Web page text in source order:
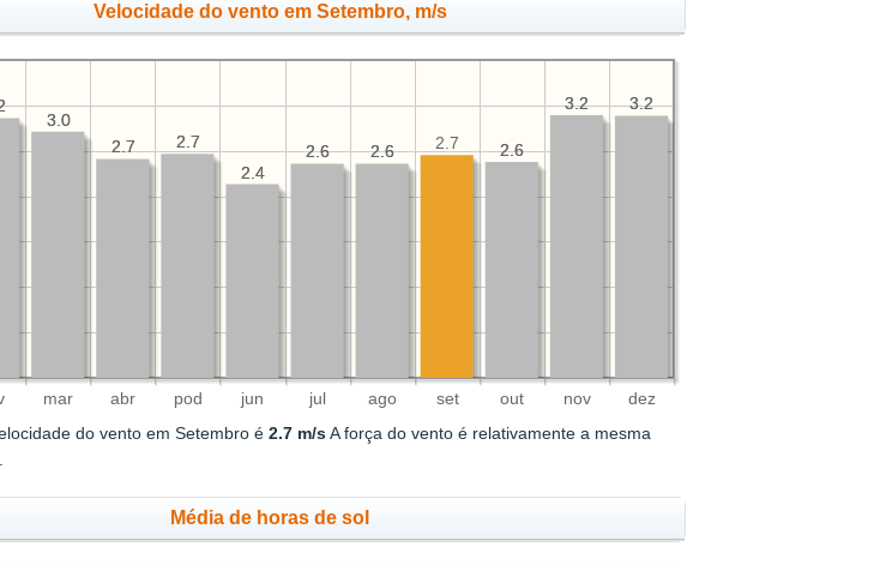
Velocidade do vento em Setembro, m/s
mar abr pod jun jul ago set out nov dez
3.2
3.2
2.6
2.6
2.6
2.4
2.7
2.7
3.0
3.2
3.2
2.6
2.7
2.6
2.6
2.4
2.7
2.7
3.0
do vento em Setembro é2.7 m/sA força do vento é relativamente a mesma
Média de horas de sol